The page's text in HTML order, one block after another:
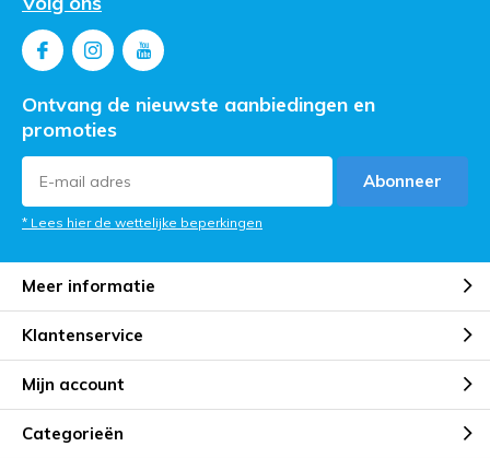
Ontvang de nieuwste aanbiedingen en
promoties
Abonneer
* Lees hier de wettelijke beperkingen
Meer informatie
Klantenservice
Mijn account
Categorieën